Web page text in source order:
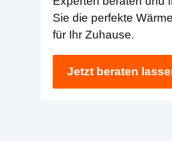
Sie die perfekte
für Ihr Zuhause.
Jetzt beraten